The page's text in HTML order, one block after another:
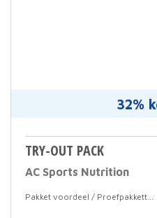
32%
TRY-OUT PACK
AC Sports Nutrition
Pakket voordeel / Proefpakketten